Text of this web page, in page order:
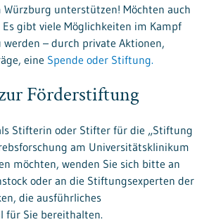
unterstützen! Möchten auch
Es gibt viele Möglichkeiten im Kampf
werden – durch private Aktionen,
eine Spende oder Stiftung.
Förderstiftung
Stifterin oder Stifter für die „Stiftung
am Universitätsklinikum
möchten, wenden Sie sich bitte an
oder an die Stiftungsexperten der
die ausführliches
für Sie bereithalten.